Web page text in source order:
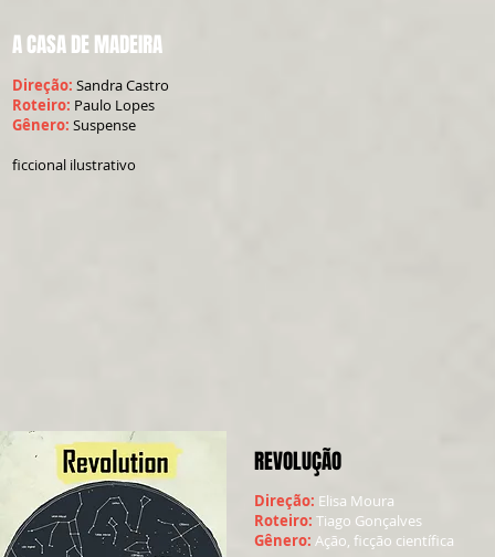
A CASA DE MADEIRA
Direção: Sandra Castro
Roteiro: Paulo Lopes
Gênero: Suspense
ficcional ilustrativo
REVOLUÇÃO
Direção: Elisa Moura
Roteiro: Tiago Gonçalves
Gênero: Ação, ficção científica